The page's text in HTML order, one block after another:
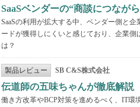
SaaSベンダーの“商談につなが
SaaSの利用が拡大する中、ベンダー側と
ードが獲得しにくいと感じており、企業
は？
製品レビュー SB C&S株式会社
伝道師の五味ちゃんが徹底解
働き方改革やBCP対策を進めるべく、IT環